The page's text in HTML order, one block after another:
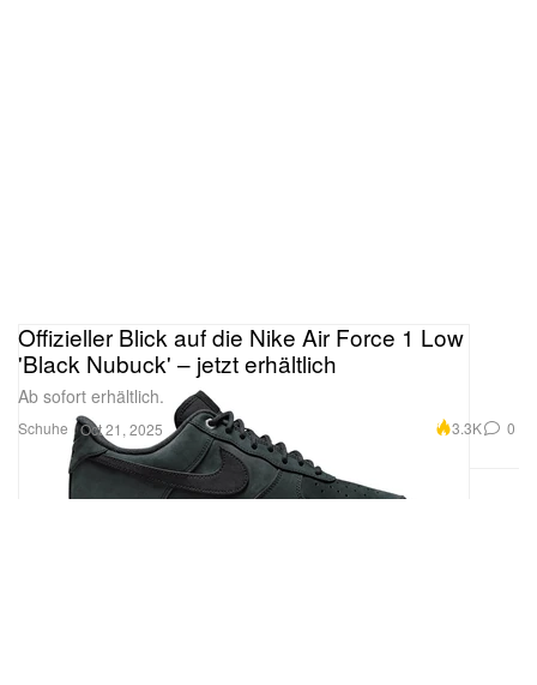
Schuhe
Offizieller Blick auf die Nike Air Force 1 Low
'Black Nubuck' – jetzt erhältlich
Ab sofort erhältlich.
Oct 21, 2025 3.3K 0